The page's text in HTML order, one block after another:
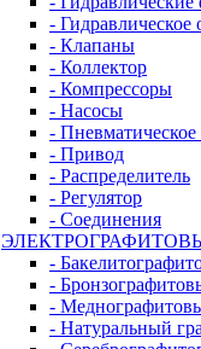
- Гидравлическое
- Клапаны
- Коллектор
- Компрессоры
- Насосы
- Пневматическое
- Привод
- Распределитель
- Регулятор
- Соединения
-
-
-
- Натуральный